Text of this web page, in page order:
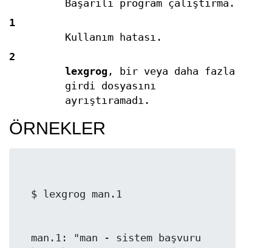
Başarılı program çalıştırma.
1
Kullanım hatası.
2
lexgrog, bir veya daha fazla
girdi dosyasını
ayrıştıramadı.
ÖRNEKLER